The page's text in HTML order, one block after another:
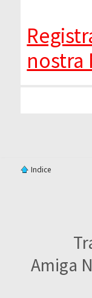
nostra
Indice
Amiga